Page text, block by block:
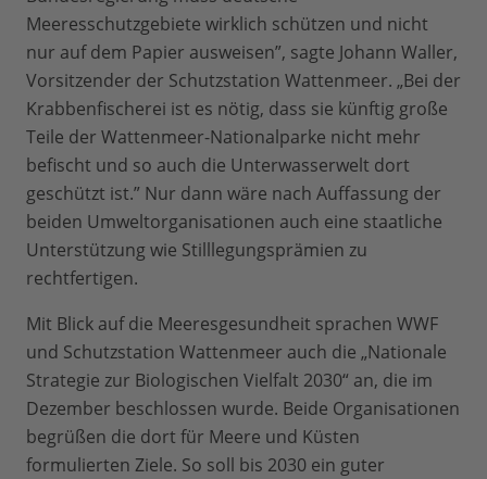
Meeresschutzgebiete wirklich schützen und nicht
nur auf dem Papier ausweisen”, sagte Johann Waller,
Vorsitzender der Schutzstation Wattenmeer. „Bei der
Krabbenfischerei ist es nötig, dass sie künftig große
Teile der Wattenmeer-Nationalparke nicht mehr
befischt und so auch die Unterwasserwelt dort
geschützt ist.” Nur dann wäre nach Auffassung der
beiden Umweltorganisationen auch eine staatliche
Unterstützung wie Stilllegungsprämien zu
rechtfertigen.
Mit Blick auf die Meeresgesundheit sprachen WWF
und Schutzstation Wattenmeer auch die „Nationale
Strategie zur Biologischen Vielfalt 2030“ an, die im
Dezember beschlossen wurde. Beide Organisationen
begrüßen die dort für Meere und Küsten
formulierten Ziele. So soll bis 2030 ein guter